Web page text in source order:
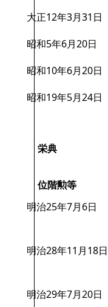
大正12年3月31日
昭和5年6月20日
昭和10年6月20日
昭和19年5月24日
栄典
位階勲等
明治25年7月6日
明治28年11月18日
明治29年7月20日